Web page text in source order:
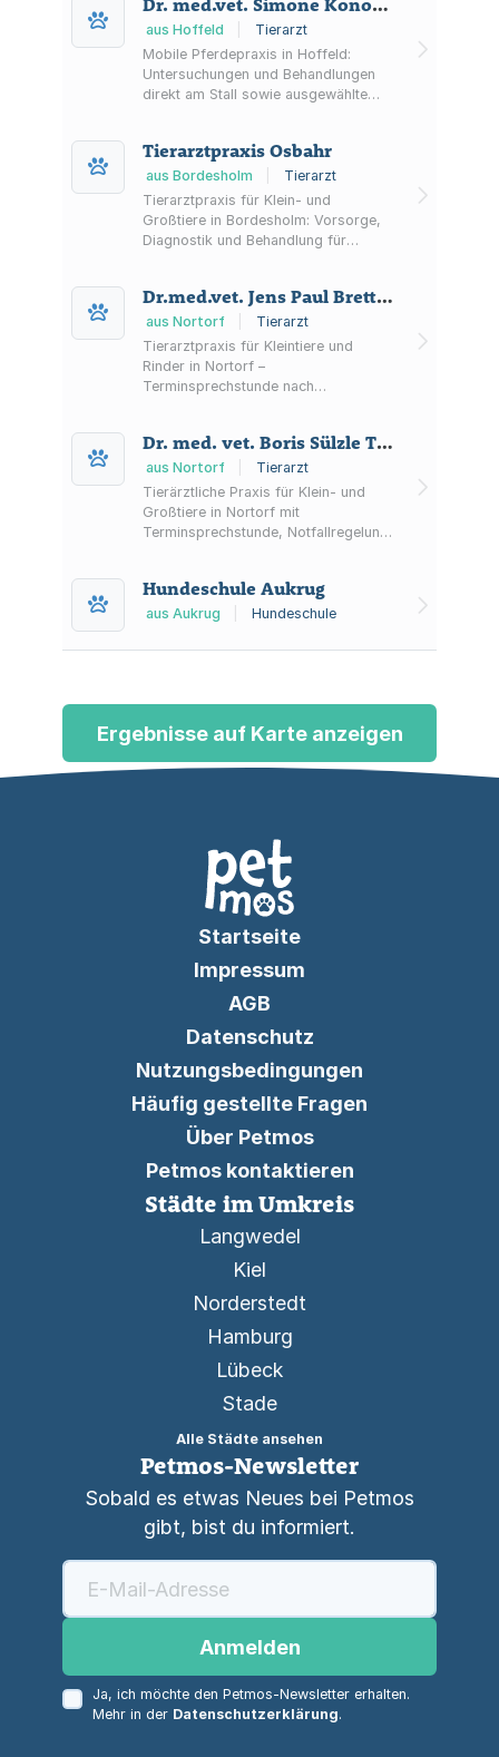
Embryotransfer) und Hengststation.Dr. med.vet. Simone Konopka und Dr. Frauke Hopp Pferdepraxis
aus Hoffeld
Tierarzt
Mobile Pferdepraxis in Hoffeld:
Untersuchungen und Behandlungen
direkt am Stall sowie ausgewählte
TG-Besamungen sowie
Embryotransfer.
Tierarztpraxis Osbahr
aus Bordesholm
Tierarzt
Tierarztpraxis für Klein- und
Großtiere in Bordesholm: Vorsorge,
Diagnostik und Behandlung für
Neukundenaufnahme außerhalb des
Bordesholmer Umlandes.
Dr.med.vet. Jens Paul Brettschneider und Dr. med.vet. Lars Krüger
aus Nortorf
Tierarzt
Tierarztpraxis für Kleintiere und
Rinder in Nortorf –
Terminsprechstunde nach
Schleswig-Holstein und zum 24-h-
Notdienst der Rinderpraxis.
Dr. med. vet. Boris Sülzle Tierärztliche Praxis für Groß- und Kleintiere
aus Nortorf
Tierarzt
Tierärztliche Praxis für Klein- und
Großtiere in Nortorf mit
Terminsprechstunde, Notfallregelung
und Physiotherapie.
Hundeschule Aukrug
aus Aukrug Hundeschule
Ergebnisse auf Karte anzeigen
Startseite
Impressum
AGB
Datenschutz
Nutzungsbedingungen
Häufig gestellte Fragen
Über Petmos
Petmos kontaktieren
Städte im Umkreis
Langwedel
Kiel
Norderstedt
Hamburg
Lübeck
Stade
Alle Städte ansehen
Petmos-Newsletter
Sobald es etwas Neues bei Petmos
gibt, bist du informiert.
Anmelden
Ja, ich möchte den Petmos-Newsletter erhalten.
Mehr in der Datenschutzerklärung.